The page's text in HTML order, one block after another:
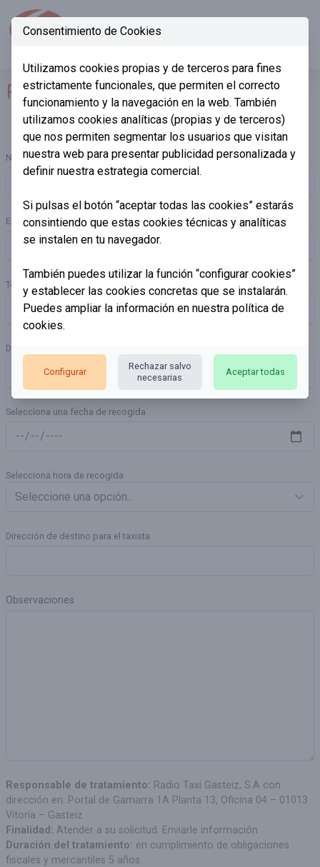
945 273 500 (24h)
RESERVAS
Nombre*
Email*
Teléfono *
Dirección de recogida para el taxista
Selecciona una fecha de recogida
Selecciona hora de recogida
Dirección de destino para el taxista
Observaciones
Responsable de tratamiento: Radio Taxi Gasteiz, S.A con
dirección en: Portal de Gamarra 1A Planta 13, Oficina 04 – 01013
Vitoria – Gasteiz
Finalidad: Atender a su solicitud. Enviarle información
Duración del tratamiento: en cumplimiento de obligaciones
fiscales y mercantiles 5 años.
Consentimiento de Cookies
Utilizamos cookies propias y de terceros para fines
estrictamente funcionales, que permiten el correcto
funcionamiento y la navegación en la web. También
utilizamos cookies analíticas (propias y de terceros)
que nos permiten segmentar los usuarios que visitan
nuestra web para presentar publicidad personalizada y
definir nuestra estrategia comercial.
Si pulsas el botón “aceptar todas las cookies” estarás
consintiendo que estas cookies técnicas y analíticas
se instalen en tu navegador.
También puedes utilizar la función “configurar cookies”
y establecer las cookies concretas que se instalarán.
Puedes ampliar la información en nuestra política de
cookies.
Configurar
Rechazar salvo
necesarias
Aceptar todas